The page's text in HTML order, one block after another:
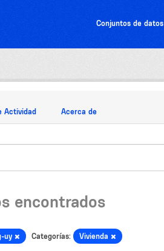
Conjuntos de datos
Actividad Acerca de
encontrados
uy Categorías: Vivienda